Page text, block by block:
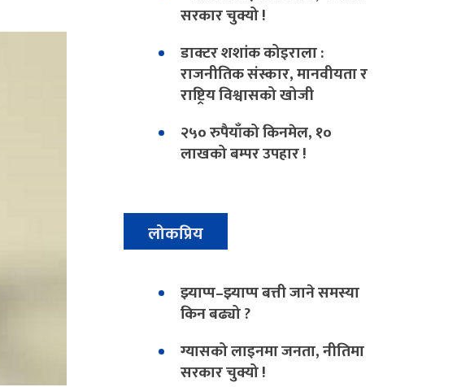
सरकार चुक्यो !
डाक्टर शशांक कोइराला :
राजनीतिक संस्कार, मानवीयता र
राष्ट्रिय विश्वासको खोजी
२५० रुपैयाँको किनमेल, १०
लाखको बम्पर उपहार !
लोकप्रिय
झ्याप्प–झ्याप्प बत्ती जाने समस्या
किन बढ्यो ?
ग्यासको लाइनमा जनता, नीतिमा
सरकार चुक्यो !